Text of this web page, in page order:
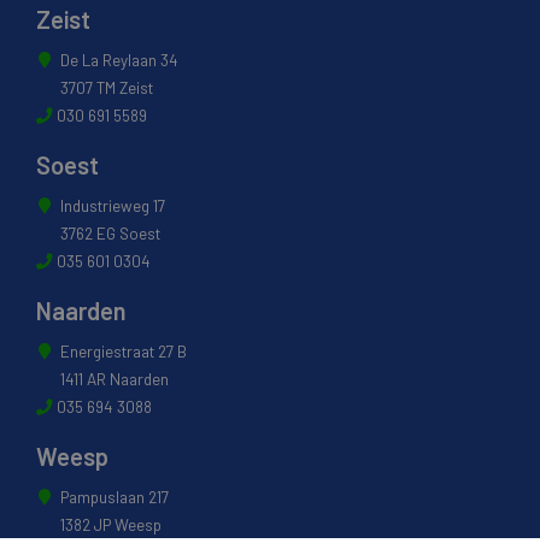
Zeist
De La Reylaan 34
3707 TM Zeist
030 691 5589
Soest
Industrieweg 17
3762 EG Soest
035 601 0304
Naarden
Energiestraat 27 B
1411 AR Naarden
035 694 3088
Weesp
Pampuslaan 217
1382 JP Weesp